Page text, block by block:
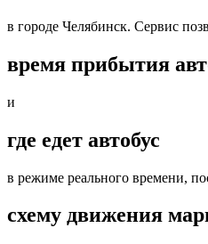
в городе Челябинск. Сервис
время прибытия
и
где едет автобус
в режиме реального времени,
схему движения